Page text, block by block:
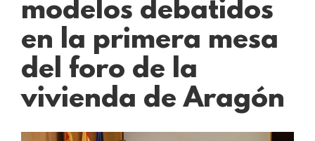
modelos debatidos
en la primera mesa
del foro de la
vivienda de Aragón